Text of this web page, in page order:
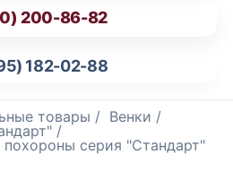
200-86-82
182-02-88
товары / Венки /
/
серия "Стандарт"